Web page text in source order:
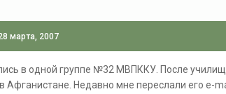
марта, 2007
в одной группе №32 МВПККУ. После
Афганистане. Недавно мне переслали его e-